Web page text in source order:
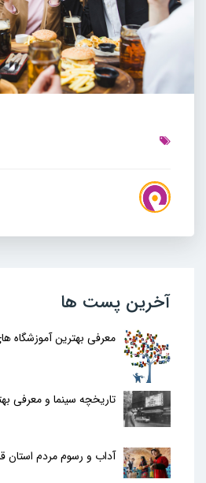
آخرین پست ها
معرفی بهترین آموزشگاه
تاریخچه سینما و معرفی
آداب و رسوم مردم استان